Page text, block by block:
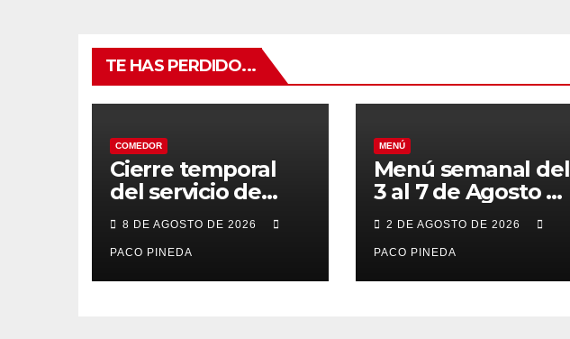
TE HAS PERDIDO...
COMEDOR
Cierre temporal
del servicio de
BAR – COMEDOR
8 DE AGOSTO DE 2026
PACO PINEDA
MENÚ
Menú semanal del
3 al 7 de Agosto de
2026
2 DE AGOSTO DE 2026
PACO PINEDA